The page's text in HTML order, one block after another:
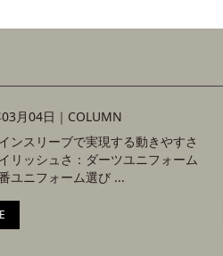
月04日｜ COLUMN
ンスリーブで実現する動きやすさ
リッシュさ：ダーツユニフォーム
ユニフォーム選び ...